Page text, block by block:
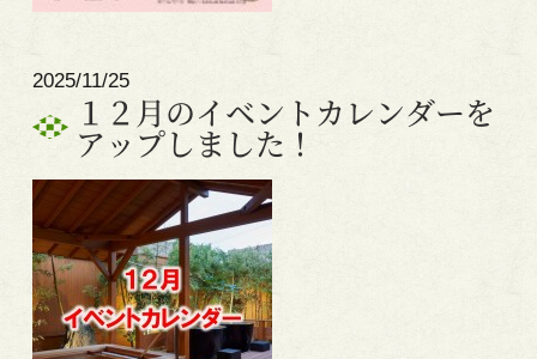
2025/11/25
１２月のイベントカレンダーを
アップしました！